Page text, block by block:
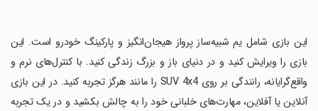
‏این بازی شامل یم شبیه‌ساز پرواز هیجان‌انگیز و پارکینگ خودرو است. این
بازی را ویرایش کنید و در دنیای باز و بزرگ زندگی کنید. با کنترل‌های نرم و
واقع‌گرایانه، رانندگی بر روی SUV 4x4 را مانند هرگز تجربه کنید. در این بازی
آنلاین یا آفلاین، مهارت‌های خلبانی خود را به چالش بکشید و در یک تجربه